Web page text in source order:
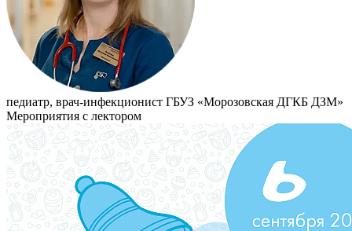
педиатр, врач-инфекционист ГБУЗ «Морозовская ДГКБ ДЗМ»
Мероприятия с лектором